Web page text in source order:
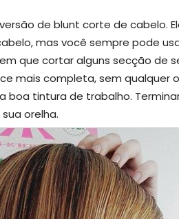
de blunt corte de cabelo.
mas você sempre pode
que cortar alguns secção de
mais completa, sem qualquer
tintura de trabalho.
orelha.